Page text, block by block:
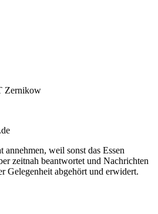
Zernikow
weil sonst das Essen
zeitnah beantwortet und Nachrichten
Gelegenheit abgehört und erwidert.